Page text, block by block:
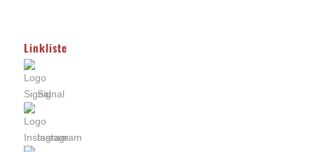
Linkliste
Signal
Instagram